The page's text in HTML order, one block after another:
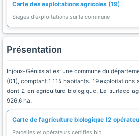
Carte des exploitations agricoles (19)
Sieges d'exploitations sur la commune
Présentation
Injoux-Génissiat est une commune du
(01), comptant 1 115 habitants. 19 exploitations
dont 2 en agriculture biologique. La surface
926,6 ha.
Carte de l'agriculture biologique (2
Parcelles et opérateurs certifiés bio